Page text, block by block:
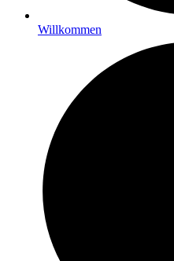
Willkommen